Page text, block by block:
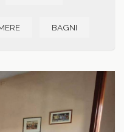
BAGNI